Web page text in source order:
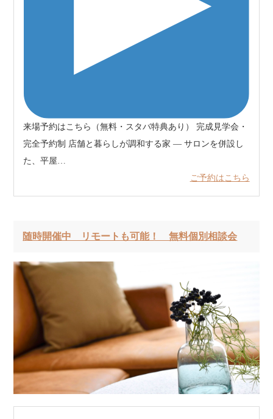
来場予約はこちら（無料・スタバ特典あり） 完成見学会・
完全予約制 店舗と暮らしが調和する家 — サロンを併設し
た、平屋…
ご予約はこちら
随時開催中 リモートも可能！ 無料個別相談会